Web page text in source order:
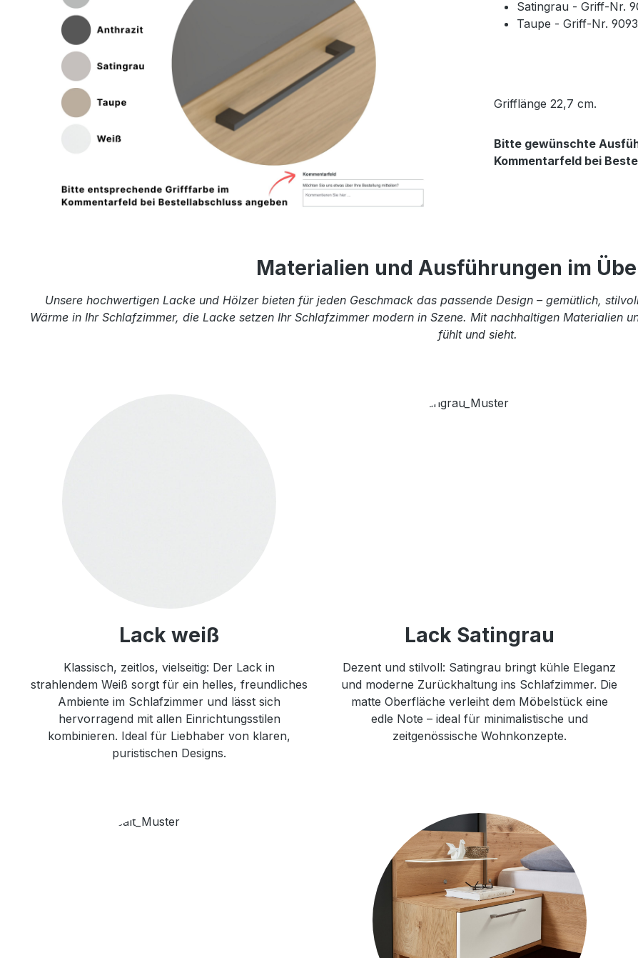
Satingrau - Griff-Nr.
Taupe - Griff-Nr.
Grifflänge 22,7 cm.
Bitte gewünschte
Kommentarfeld bei
Materialien und Ausführungen im
Unsere hochwertigen Lacke und Hölzer bieten für jeden Geschmack das passende Design – gemütlich,
Wärme in Ihr Schlafzimmer, die Lacke setzen Ihr Schlafzimmer modern in Szene. Mit nachhaltigen Materialien
fühlt und sieht.
Lack weiß
Klassisch, zeitlos, vielseitig: Der Lack in
strahlendem Weiß sorgt für ein helles, freundliches
Ambiente im Schlafzimmer und lässt sich
hervorragend mit allen Einrichtungsstilen
kombinieren. Ideal für Liebhaber von klaren,
puristischen Designs.
Lack Satingrau
Dezent und stilvoll: Satingrau bringt kühle Eleganz
und moderne Zurückhaltung ins Schlafzimmer. Die
matte Oberfläche verleiht dem Möbelstück eine
edle Note – ideal für minimalistische und
zeitgenössische Wohnkonzepte.